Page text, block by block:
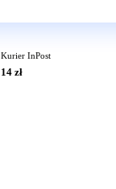
Kurier InPost
14 zł